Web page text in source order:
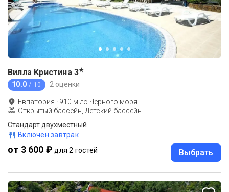
Вилла Кристина 3★
10.0 / 10 2 оценки
Евпатория · 910 м до Черного моря
Открытый бассейн, Детский бассейн
Стандарт двухместный
Включен завтрак
от 3 600 ₽ для 2 гостей Выбрать